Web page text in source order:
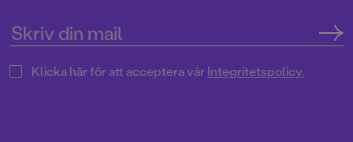
Klicka här för att acceptera vårIntegritetspolicy.